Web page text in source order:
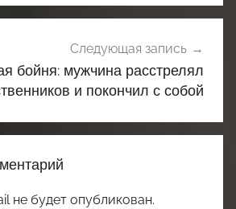
Следующая запись
бойня: мужчина расстрелял
и покончил с собой
не будет опубликован.